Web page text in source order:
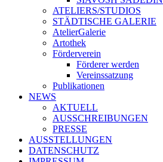
ATELIERS/STUDIOS
STÄDTISCHE GALERIE
AtelierGalerie
Artothek
Förderverein
Förderer werden
Vereinssatzung
Publikationen
NEWS
AKTUELL
AUSSCHREIBUNGEN
PRESSE
AUSSTELLUNGEN
DATENSCHUTZ